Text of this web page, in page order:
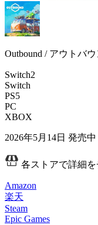
Outbound / アウトバウ
Switch2
Switch
PS5
PC
XBOX
2026年5月14日 発売中
各ストアで詳細を
Amazon
楽天
Steam
Epic Games